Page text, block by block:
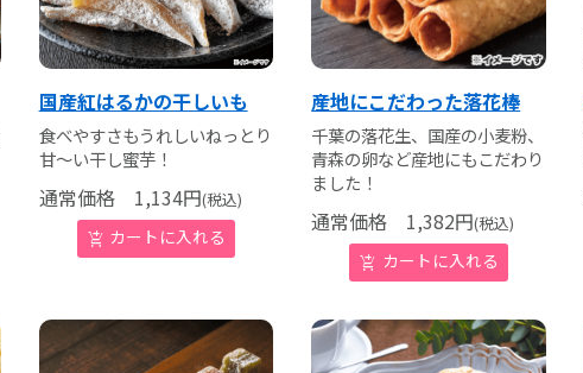
国産紅はるかの干しいも
食べやすさもうれしいねっとり
甘～い干し蜜芋！
通常価格1,134円(税込)
産地にこだわった落花棒
千葉の落花生、国産の小麦粉、
青森の卵など産地にもこだわり
ました！
通常価格 1,382円(税込)